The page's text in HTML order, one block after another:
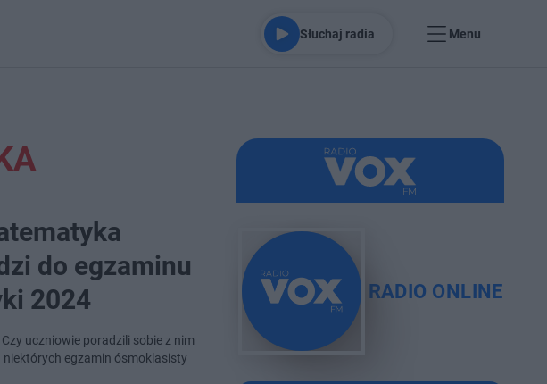
Słuchaj radia Menu
do egzaminu
2024
uczniowie poradzili sobie z nim
niektórych egzamin ósmoklasisty
RADIO ONLINE